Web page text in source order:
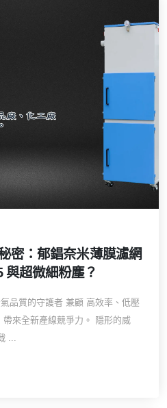
密：郁錩奈米薄膜濾網
與超微細粉塵？
品質的守護者 兼顧 高效率、低壓
來全新產線競爭力。 隱形的威
...